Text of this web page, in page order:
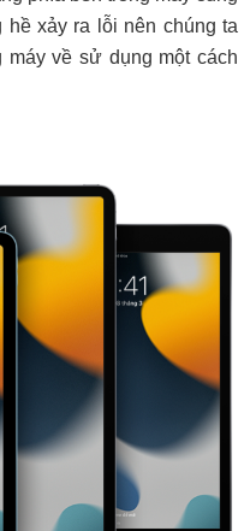
hề xảy ra lỗi nên chúng ta
máy về sử dụng một cách